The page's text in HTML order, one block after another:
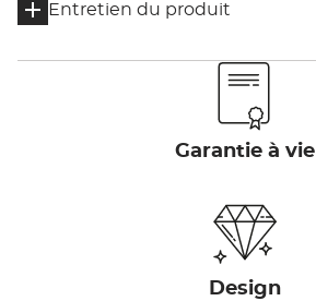
Entretien du produit
Garantie à vie
Design